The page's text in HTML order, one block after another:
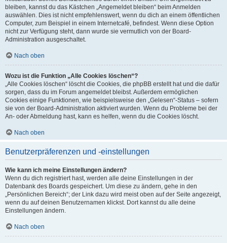
bleiben, kannst du das Kästchen „Angemeldet bleiben“ beim Anmelden
auswählen. Dies ist nicht empfehlenswert, wenn du dich an einem öffentlichen
Computer, zum Beispiel in einem Internetcafé, befindest. Wenn diese Option
nicht zur Verfügung steht, dann wurde sie vermutlich von der Board-
Administration ausgeschaltet.
Nach oben
Wozu ist die Funktion „Alle Cookies löschen“?
„Alle Cookies löschen“ löscht die Cookies, die phpBB erstellt hat und die dafür
sorgen, dass du im Forum angemeldet bleibst. Außerdem ermöglichen
Cookies einige Funktionen, wie beispielsweise den „Gelesen“-Status – sofern
sie von der Board-Administration aktiviert wurden. Wenn du Probleme bei der
An- oder Abmeldung hast, kann es helfen, wenn du die Cookies löscht.
Nach oben
Benutzerpräferenzen und -einstellungen
Wie kann ich meine Einstellungen ändern?
Wenn du dich registriert hast, werden alle deine Einstellungen in der
Datenbank des Boards gespeichert. Um diese zu ändern, gehe in den
„Persönlichen Bereich“; der Link dazu wird meist oben auf der Seite angezeigt,
wenn du auf deinen Benutzernamen klickst. Dort kannst du alle deine
Einstellungen ändern.
Nach oben